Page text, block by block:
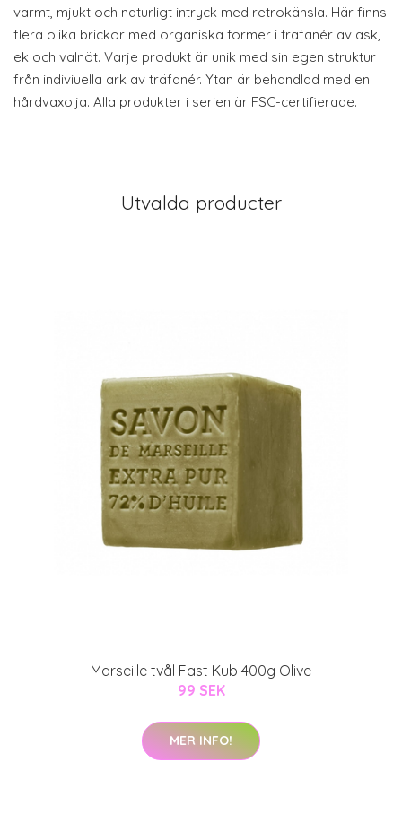
varmt, mjukt och naturligt intryck med retrokänsla. Här finns
flera olika brickor med organiska former i träfanér av ask,
ek och valnöt. Varje produkt är unik med sin egen struktur
från indiviuella ark av träfanér. Ytan är behandlad med en
hårdvaxolja. Alla produkter i serien är FSC-certifierade.
Utvalda producter
Marseille tvål Fast Kub 400g Olive
99 SEK
MER INFO!